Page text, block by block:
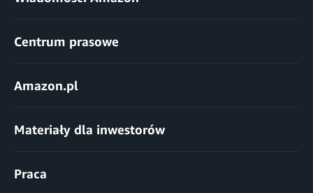
Centrum prasowe
Amazon.pl
Materiały dla inwestorów
Praca